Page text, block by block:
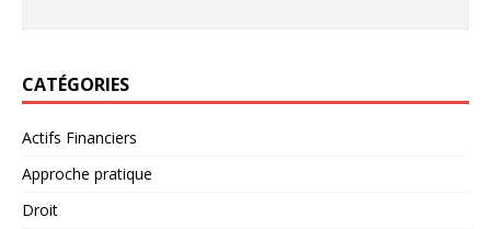
CATÉGORIES
Actifs Financiers
Approche pratique
Droit